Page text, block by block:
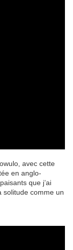
avec cette
en anglo-
que j’ai
solitude comme un